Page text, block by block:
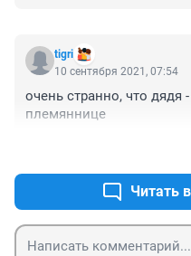
Врач всегда раз в день
Главное, чтобы
tigri
10 сентября 2021, 07:54
очень странно, что дядя
племяннице
Читать